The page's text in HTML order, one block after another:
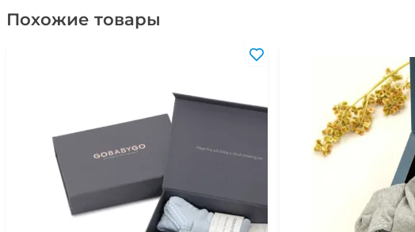
Похожие товары